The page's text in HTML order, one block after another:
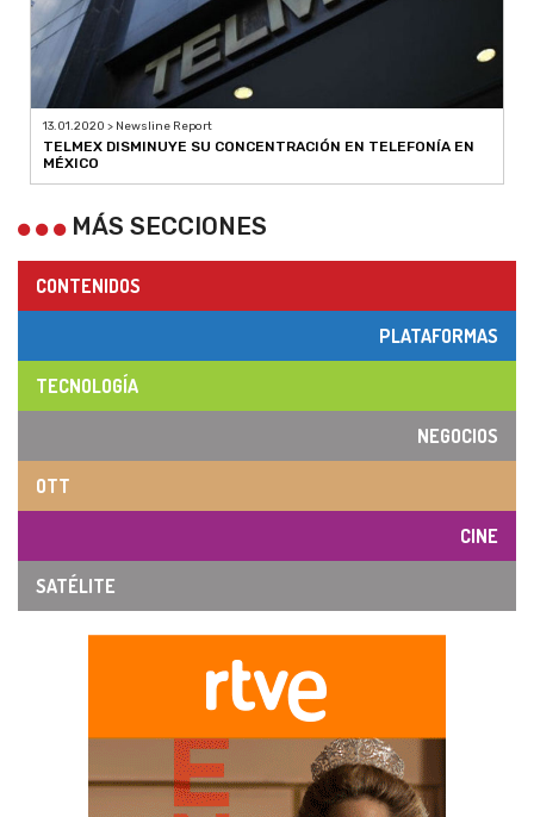
13.01.2020 > Newsline Report
TELMEX DISMINUYE SU CONCENTRACIÓN EN TELEFONÍA EN
MÉXICO
MÁS SECCIONES
CONTENIDOS
PLATAFORMAS
TECNOLOGÍA
NEGOCIOS
OTT
CINE
SATÉLITE